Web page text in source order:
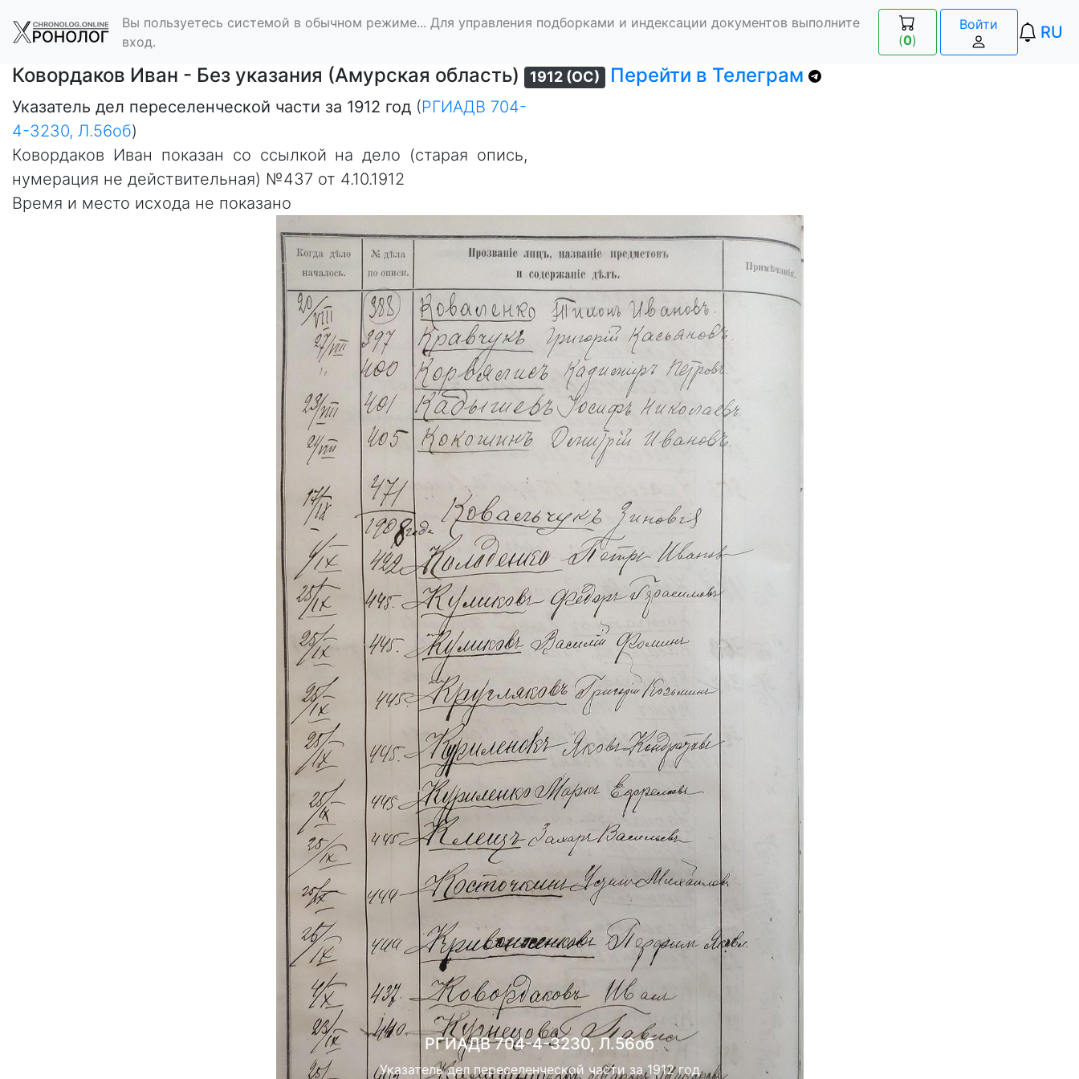
Вы пользуетесь системой в обычном режиме... Для управления подборками и индексации документов выполните
вход.
(0)
Войти RU
Ковордаков Иван - Без указания (Амурская область) 1912 (ОС) Перейти в Телеграм
Указатель дел переселенческой части за 1912 год (РГИАДВ 704-
4-3230, Л.56об)
Ковордаков Иван показан со ссылкой на дело (старая опись,
нумерация не действительная) №437 от 4.10.1912
Время и место исхода не показано
РГИАДВ 704-4-3230, Л.56об
Указатель дел переселенческой части за 1912 год